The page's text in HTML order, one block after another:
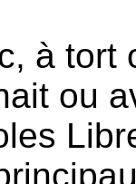
à tort
ou